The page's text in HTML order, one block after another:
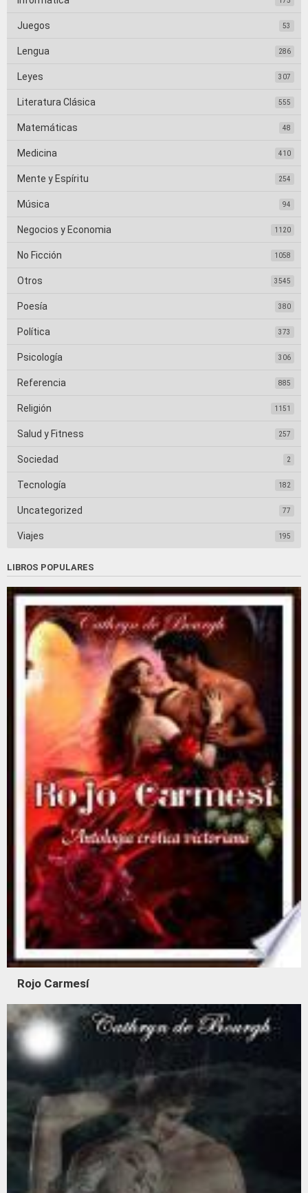
Juegos 53
Lengua 286
Leyes 307
Literatura Clásica 555
Matemáticas 48
Medicina 410
Mente y Espíritu 254
Música 94
Negocios y Economia 1120
No Ficción 1058
Otros 3545
Poesía 380
Política 373
Psicología 306
Referencia 885
Religión 1151
Salud y Fitness 257
Sociedad 2
Tecnología 182
Uncategorized 77
Viajes 195
LIBROS POPULARES
Rojo Carmesí